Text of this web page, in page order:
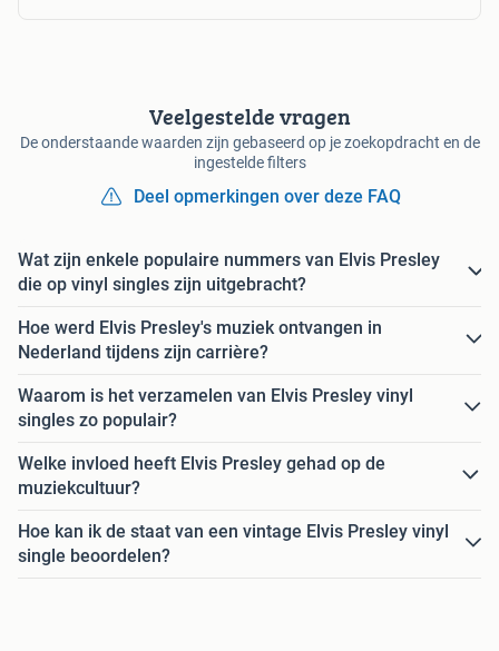
Veelgestelde vragen
De onderstaande waarden zijn gebaseerd op je zoekopdracht en de
ingestelde filters
Deel opmerkingen over deze FAQ
Wat zijn enkele populaire nummers van Elvis Presley
die op vinyl singles zijn uitgebracht?
Hoe werd Elvis Presley's muziek ontvangen in
Nederland tijdens zijn carrière?
Waarom is het verzamelen van Elvis Presley vinyl
singles zo populair?
Welke invloed heeft Elvis Presley gehad op de
muziekcultuur?
Hoe kan ik de staat van een vintage Elvis Presley vinyl
single beoordelen?